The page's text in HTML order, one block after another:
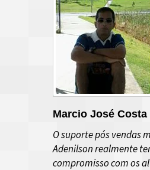
Marcio José Costa
O suporte pós vendas
Adenilson realmente
compromisso com os